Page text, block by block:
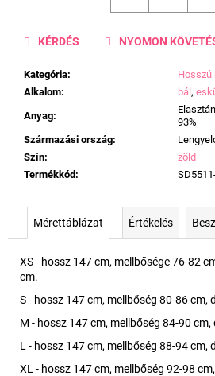
Kategória:
Hosszú
Alkalom: bál,
Anyag:
93%
Származási ország:
Szín:
zöld
Termékkód:
KÉRDÉS NYOMON
Mérettáblázat Értékelés
XS - hossz 147 cm, mellbősége 76-82
cm.
S - hossz 147 cm, mellbőség 80-86 cm,
M - hossz 147 cm, mellbőség 84-90
L - hossz 147 cm, mellbőség 88-94 cm,
XL - hossz 147 cm, mellbőség 92-98